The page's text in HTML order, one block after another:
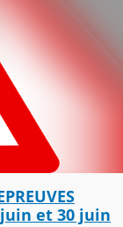
juin et 30 juin